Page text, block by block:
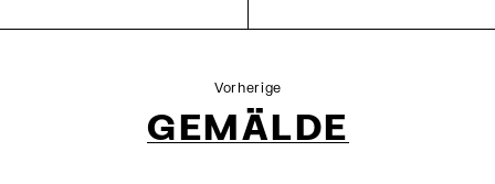
Vorherige
GEMÄLDE